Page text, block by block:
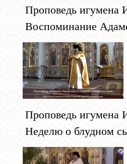
Проповедь игумена
Воспоминание
Проповедь игумена
Неделю о блудном